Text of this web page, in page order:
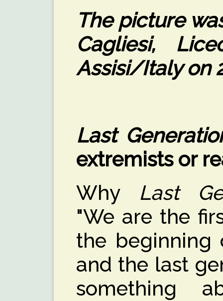
The picture
Cagliesi,
Assisi/Italy on
Last
extremists or
Why Last
"We are the
the
and the last
something